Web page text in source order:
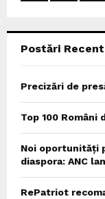
Postări
Precizări de
Top 100
Noi oportunități
diaspora: ANC
RePatriot